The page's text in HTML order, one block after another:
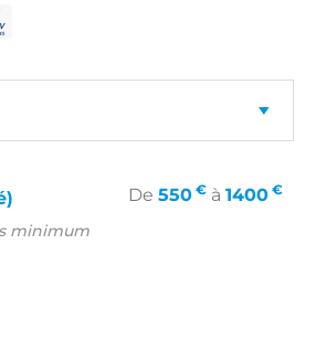
De 550 € à 1400 €
minimum